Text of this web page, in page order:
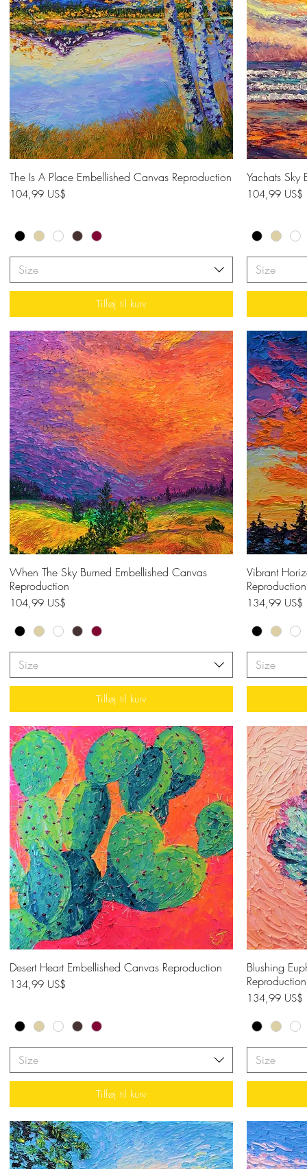
Hurtigvisning
The Is A Place Embellished Canvas Reproduction
Pris
104,99 US$
Size
Tilføj til kurv
Yachats Sky
Pris
104,99 US$
Size
Hurtigvisning
When The Sky Burned Embellished Canvas
Reproduction
Pris
104,99 US$
Size
Tilføj til kurv
Vibrant
Reproduction
Pris
134,99 US$
Size
Hurtigvisning
Desert Heart Embellished Canvas Reproduction
Pris
134,99 US$
Size
Tilføj til kurv
Blushing
Reproduction
Pris
134,99 US$
Size